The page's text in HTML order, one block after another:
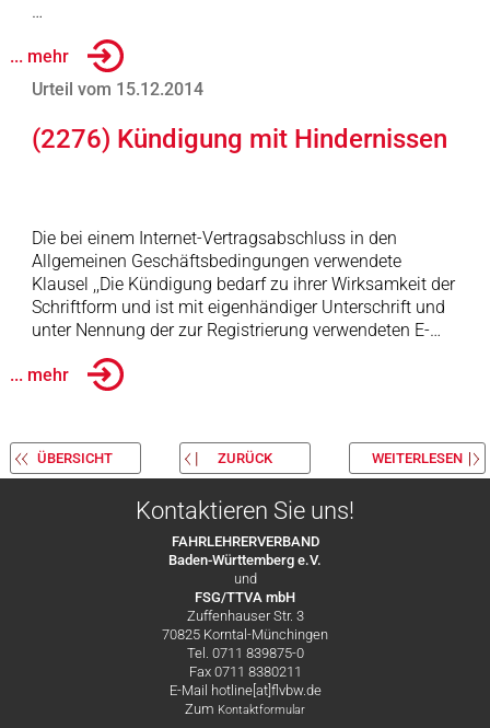
…
... mehr
Urteil vom 15.12.2014
(2276) Kündigung mit Hindernissen
Die bei einem Internet-Vertragsabschluss in den
Allgemeinen Geschäftsbedingungen verwendete
Klausel ,,Die Kündigung bedarf zu ihrer Wirksamkeit der
Schriftform und ist mit eigenhändiger Unterschrift und
unter Nennung der zur Registrierung verwendeten E-…
... mehr
ÜBERSICHT ZURÜCK WEITERLESEN
Kontaktieren Sie uns!
FAHRLEHRERVERBAND
Baden-Württemberg e.V.
und
FSG/TTVA mbH
Zuffenhauser Str. 3
70825 Korntal-Münchingen
Tel. 0711 839875-0
Fax 0711 8380211
E-Mail hotline[at]flvbw.de
Zum Kontaktformular